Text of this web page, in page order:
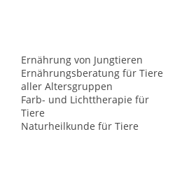
Ernährung von Jungtieren
Ernährungsberatung für Tiere
aller Altersgruppen
Farb- und Lichttherapie für
Tiere
Naturheilkunde für Tiere